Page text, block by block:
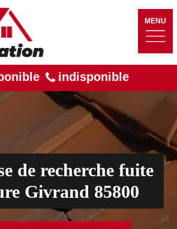
MENU
indisponible
de recherche fuite
Givrand 85800